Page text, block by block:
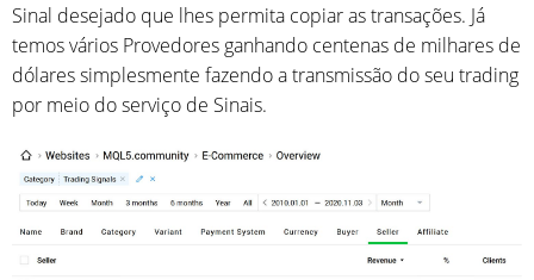
Sinal desejado que lhes permita copiar as transações. Já
temos vários Provedores ganhando centenas de milhares de
dólares simplesmente fazendo a transmissão do seu trading
por meio do serviço de Sinais.